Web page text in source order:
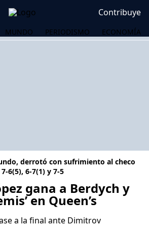
Contribuye
MUNDO PERIODISMO ECONOMÍA
derrotó con sufrimiento al checo
6(5), 6-7(1) y 7-5
gana a Berdych y
en Queen’s
a la final ante Dimitrov